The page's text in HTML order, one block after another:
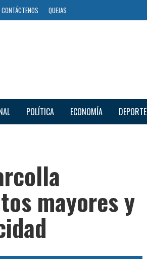
CONTÁCTENOS QUEJAS
POLÍTICA ECONOMÍA DEPORTE
mayores y